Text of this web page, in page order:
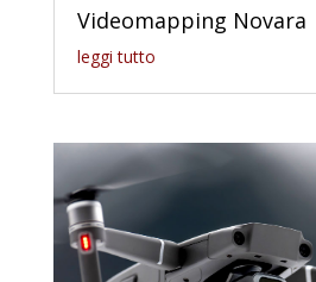
Videomapping Novara
leggi tutto